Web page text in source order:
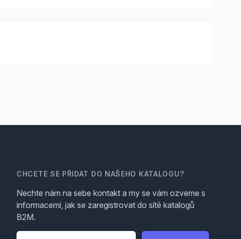
CHCETE SE PŘIDAT DO NAŠEHO KATALOGU?
Nechte nám na sebe kontakt a my se vám ozveme s
informacemi, jak se zaregistrovat do sítě katalogů
B2M.
Telefon